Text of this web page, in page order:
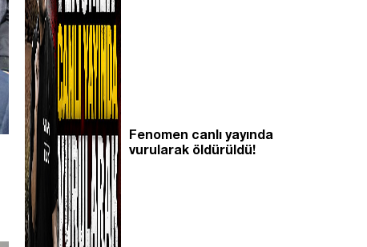
Fenomen canlı yayında
vurularak öldürüldü!